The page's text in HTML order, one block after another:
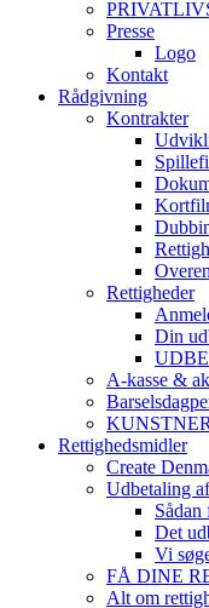
Presse
Logo
Kontakt
Rådgivning
Kontrakter
Rettigheder
Din
A-kasse &
Rettighedsmidler
Create
Udbetaling
Sådan
Det
Vi
FÅ DINE
Alt om